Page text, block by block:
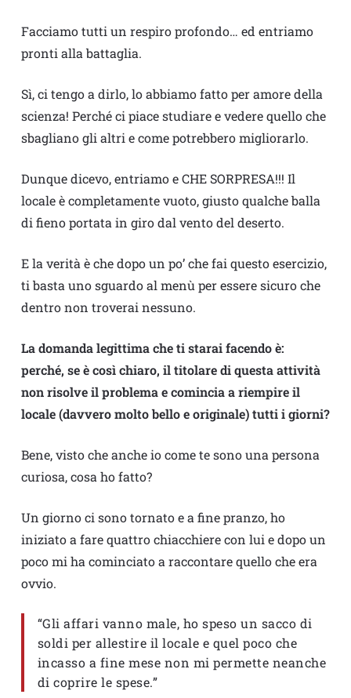
Facciamo tutti un respiro profondo… ed entriamo
pronti alla battaglia.
Sì, ci tengo a dirlo, lo abbiamo fatto per amore della
scienza! Perché ci piace studiare e vedere quello che
sbagliano gli altri e come potrebbero migliorarlo.
Dunque dicevo, entriamo e CHE SORPRESA!!! Il
locale è completamente vuoto, giusto qualche balla
di fieno portata in giro dal vento del deserto.
E la verità è che dopo un po’ che fai questo esercizio,
ti basta uno sguardo al menù per essere sicuro che
dentro non troverai nessuno.
La domanda legittima che ti starai facendo è:
perché, se è così chiaro, il titolare di questa attività
non risolve il problema e comincia a riempire il
locale (davvero molto bello e originale) tutti i giorni?
Bene, visto che anche io come te sono una persona
curiosa, cosa ho fatto?
Un giorno ci sono tornato e a fine pranzo, ho
iniziato a fare quattro chiacchiere con lui e dopo un
poco mi ha cominciato a raccontare quello che era
ovvio.
“Gli affari vanno male, ho speso un sacco di
soldi per allestire il locale e quel poco che
incasso a fine mese non mi permette neanche
di coprire le spese.”